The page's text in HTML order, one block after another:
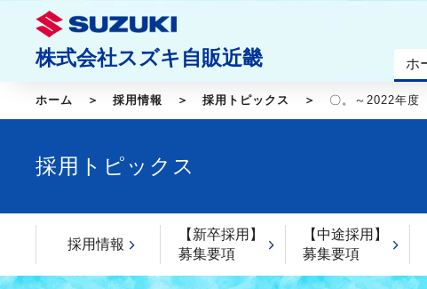
株式会社スズキ自販近畿 ホ
ホーム 採用情報 採用トピックス 〇。～2022年
採用トピックス
採用情報
【新卒採用】
募集要項
【中途採用】
募集要項